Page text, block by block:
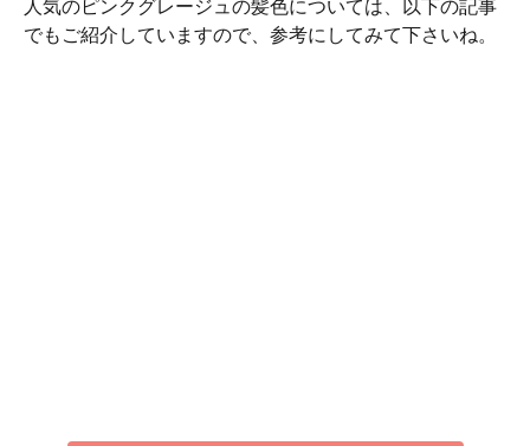
人気のピンクグレージュの髪色については、以下の記事
でもご紹介していますので、参考にしてみて下さいね。